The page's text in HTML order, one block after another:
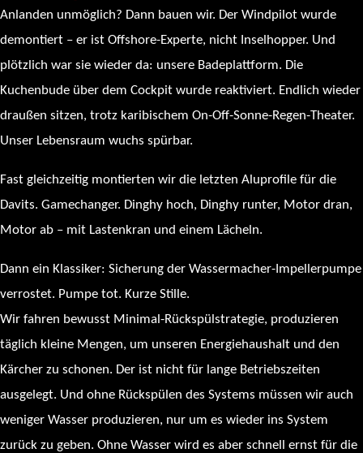
Anlanden unmöglich? Dann bauen wir. Der Windpilot wurde
demontiert – er ist Offshore-Experte, nicht Inselhopper. Und
plötzlich war sie wieder da: unsere Badeplattform. Die
Kuchenbude über dem Cockpit wurde reaktiviert. Endlich wieder
draußen sitzen, trotz karibischem On-Off-Sonne-Regen-Theater.
Unser Lebensraum wuchs spürbar.
Fast gleichzeitig montierten wir die letzten Aluprofile für die
Davits. Gamechanger. Dinghy hoch, Dinghy runter, Motor dran,
Motor ab – mit Lastenkran und einem Lächeln.
Dann ein Klassiker: Sicherung der Wassermacher-Impellerpumpe
verrostet. Pumpe tot. Kurze Stille.
Wir fahren bewusst Minimal-Rückspülstrategie, produzieren
täglich kleine Mengen, um unseren Energiehaushalt und den
Kärcher zu schonen. Der ist nicht für lange Betriebszeiten
ausgelegt. Und ohne Rückspülen des Systems müssen wir auch
weniger Wasser produzieren, nur um es wieder ins System
zurück zu geben. Ohne Wasser wird es aber schnell ernst für die